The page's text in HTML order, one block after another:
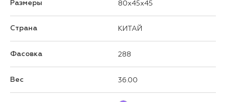
Размеры 80x45x45
Страна КИТАЙ
Фасовка 288
Вес 36.00